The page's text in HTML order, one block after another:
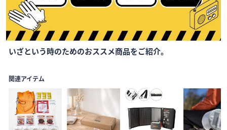
Item
1
1
いざという時のためのおススメ商品をご紹介。
関連アイテム